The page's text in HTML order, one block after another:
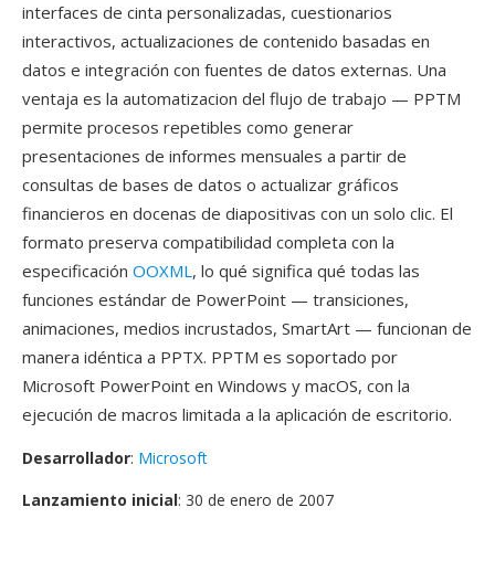
interfaces de cinta personalizadas, cuestionarios
interactivos, actualizaciones de contenido basadas en
datos e integración con fuentes de datos externas. Una
ventaja es la automatizacion del flujo de trabajo — PPTM
permite procesos repetibles como generar
presentaciones de informes mensuales a partir de
consultas de bases de datos o actualizar gráficos
financieros en docenas de diapositivas con un solo clic. El
formato preserva compatibilidad completa con la
especificación OOXML, lo qué significa qué todas las
funciones estándar de PowerPoint — transiciones,
animaciones, medios incrustados, SmartArt — funcionan de
manera idéntica a PPTX. PPTM es soportado por
Microsoft PowerPoint en Windows y macOS, con la
ejecución de macros limitada a la aplicación de escritorio.
Desarrollador: Microsoft
Lanzamiento inicial: 30 de enero de 2007